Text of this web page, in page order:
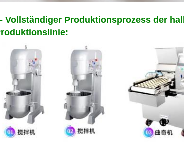
Vollständiger Produktionsprozess der